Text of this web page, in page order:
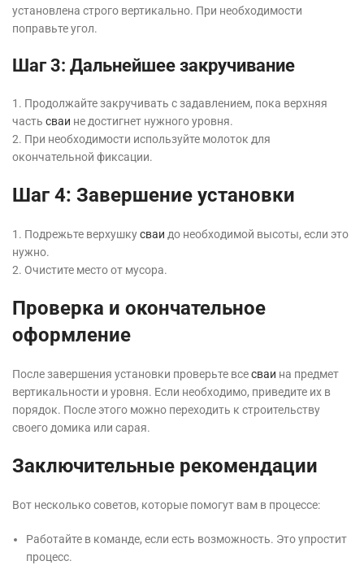
установлена строго вертикально. При необходимости
поправьте угол.
Шаг 3: Дальнейшее закручивание
1. Продолжайте закручивать с задавлением, пока верхняя
часть сваи не достигнет нужного уровня.
2. При необходимости используйте молоток для
окончательной фиксации.
Шаг 4: Завершение установки
1. Подрежьте верхушкусваи до необходимой высоты, если это
нужно.
2. Очистите место от мусора.
Проверка и окончательное
оформление
После завершения установки проверьте всесваи на предмет
вертикальности и уровня. Если необходимо, приведите их в
порядок. После этого можно переходить к строительству
своего домика или сарая.
Заключительные рекомендации
Вот несколько советов, которые помогут вам в процессе:
Работайте в команде, если есть возможность. Это упростит
процесс.